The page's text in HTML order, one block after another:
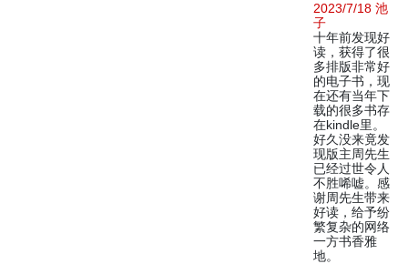
2023/7/18 池
子
十年前发现好
读，获得了很
多排版非常好
的电子书，现
在还有当年下
载的很多书存
在kindle里。
好久没来竟发
现版主周先生
已经过世令人
不胜唏嘘。感
谢周先生带来
好读，给予纷
繁复杂的网络
一方书香雅
地。